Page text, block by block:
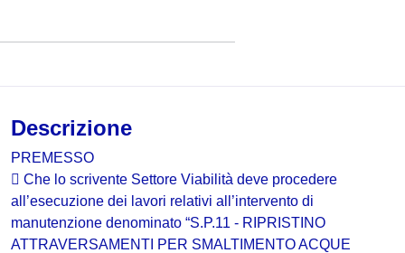
Descrizione
PREMESSO
 Che lo scrivente Settore Viabilità deve procedere
all’esecuzione dei lavori relativi all’intervento di
manutenzione denominato “S.P.11 - RIPRISTINO
ATTRAVERSAMENTI PER SMALTIMENTO ACQUE